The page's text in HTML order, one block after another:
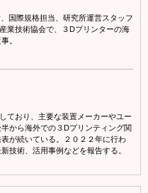
国際規格担当、研究所運営スタッフ
業技術協会で、３Dプリンターの海
。
ており、主要な装置メーカーやユー
から海外での３Dプリンティング関
が続いている。２０２２年に行わ
技術、活用事例などを報告する。